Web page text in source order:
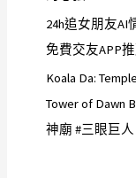
24h追女朋友
免費交友APP
Koala Da:
Tower of Dawn
神廟 #三眼巨人